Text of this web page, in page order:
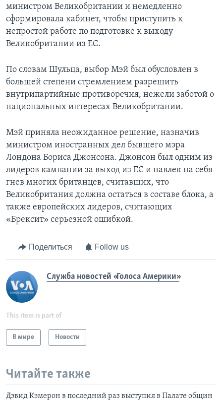
министром Великобритании и немедленно
сформировала кабинет, чтобы приступить к
непростой работе по подготовке к выходу
Великобритании из ЕС.
По словам Шульца, выбор Мэй был обусловлен в
большей степени стремлением разрешить
внутрипартийные противоречия, нежели заботой о
национальных интересах Великобритании.
Мэй приняла неожиданное решение, назначив
министром иностранных дел бывшего мэра
Лондона Бориса Джонсона. Джонсон был одним из
лидеров кампании за выход из ЕС и навлек на себя
гнев многих британцев, считавших, что
Великобритания должна остаться в составе блока, а
также европейских лидеров, считающих
«Брексит» серьезной ошибкой.
Поделиться Follow us
Служба новостей «Голоса Америки»
This item is part of
В мире Новости
Читайте также
Дэвид Кэмерон в последний раз выступил в Палате общин